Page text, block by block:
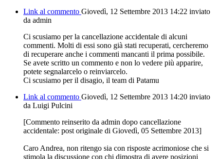
Link al commento Giovedì, 12 Settembre 2013 14:22 inviato
da admin
Ci scusiamo per la cancellazione accidentale di alcuni
commenti. Molti di essi sono già stati recuperati, cercheremo
di recuperare anche i commenti mancanti il prima possibile.
Se avete scritto un commento e non lo vedere più apparire,
potete segnalarcelo o reinviarcelo.
Ci scusiamo per il disagio, il team di Patamu
Link al commento Giovedì, 12 Settembre 2013 14:20 inviato
da Luigi Pulcini
[Commento reinserito da admin dopo cancellazione
accidentale: post originale di Giovedì, 05 Settembre 2013]
Caro Andrea, non ritengo sia con risposte acrimoniose che si
stimola la discussione con chi dimostra di avere posizioni